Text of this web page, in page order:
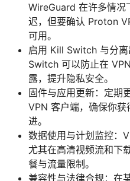
WireGuard 在许多情况
迟，但要确认 Proton
可用。
启用 Kill Switch 与分
Switch 可以防止在
露，提升隐私安全。
固件与应用更新：定期
VPN 客户端，确保你
进。
数据使用与计划监控：
尤其在高清视频流和下
餐与流量限制。
兼容性与法律合规：在